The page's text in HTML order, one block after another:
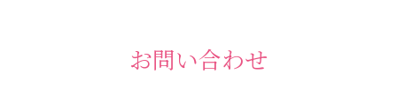
お問い合わせ